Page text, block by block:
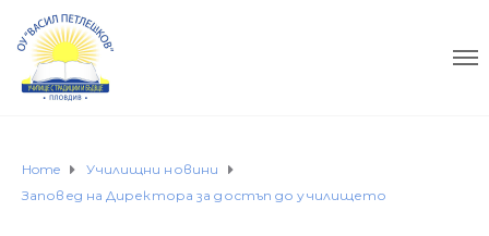
Home
Училищни новини
Заповед на Директора за достъп до училището